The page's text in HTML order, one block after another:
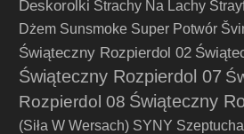
Deskorolki Strachy Na Lachy
Dżem Sunsmoke Super Potwór
Świąteczny Rozpierdol 02
Świąteczny Rozpierdol 07
Rozpierdol 08 Świąteczny
(Siła W Wersach) SYNY Szeptucha